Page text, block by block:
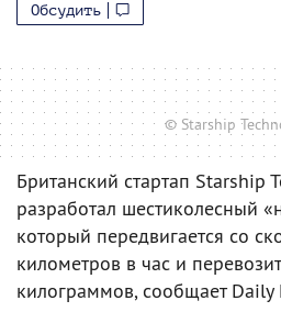
Обсудить
© Starship
Британский стартап Starship
разработал шестиколесный
который передвигается со
километров в час и
килограммов, сообщает Daily